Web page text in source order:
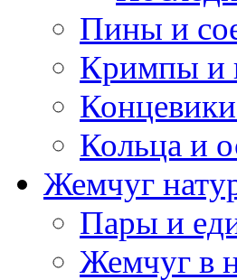
Пины и
Кримпы и
Кольца и
Жемчуг
Пары и
Жемчуг в